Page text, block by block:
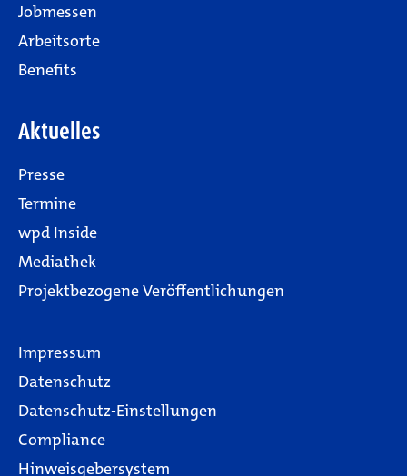
Jobmessen
Arbeitsorte
Benefits
Aktuelles
Presse
Termine
wpd Inside
Mediathek
Projektbezogene Veröffentlichungen
Impressum
Datenschutz
Datenschutz-Einstellungen
Compliance
Hinweisgebersystem